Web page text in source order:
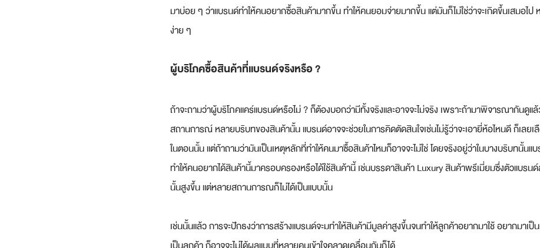
มาบ่อย ๆ ว่าแบรนด์ทำให้คนอยากซื้อสินค้ามากขึ้น ทำให้คนยอมจ่ายมากขึ้น แต่มันก็ไม่ใช่ว่าจะเกิดขึ้นเสมอไป
ง่าย ๆ
ผู้บริโภคซื้อสินค้าที่แบรนด์จริงหรือ ?
ถ้าจะถามว่าผู้บริโภคแคร์แบรนด์หรือไม่ ? ก็ต้องบอกว่ามีทั้งจริงและอาจจะไม่จริง เพราะถ้ามาพิจารณากันดูแ
สถานการณ์ หลายบริบทของสินค้านั้น แบรนด์อาจจะช่วยในการคิดตัดสินใจเช่นไม่รู้ว่าจะเอายี่ห้อไหนดี ก็เลย
ในตอนนั้น แต่ถ้าถามว่ามันเป็นเหตุหลักที่ทำให้คนมาซื้อสินค้าไหมก็อาจจะไม่ใช่ โดยจริงอยู่ว่าในบางบริบทนั้นแ
ทำให้คนอยากได้สินค้านี้มาครอบครองหรือได้ใช้สินค้านี้ เช่นบรรดาสินค้า Luxury สินค้าพรีเมี่ยมซึ่งตัวแบรน
นั้นสูงขึ้น แต่หลายสถานการณก็ไม่ได้เป็นแบบนั้น
เช่นนั้นแล้ว การจะปักธงว่าการสร้างแบรนด์จะมทำให้สินค้ามีมูลค่าสูงขึ้นจนทำให้ลูกค้าอยากมาใช้ อยากมาเป็